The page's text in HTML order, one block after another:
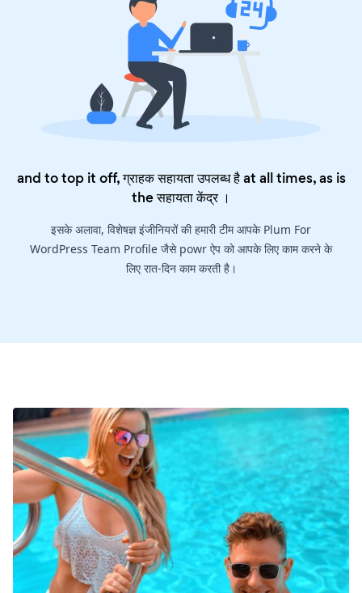
and to top it off, ग्राहक सहायता उपलब्ध है at all times, as is
theसहायता केंद्र।
इसके अलावा, विशेषज्ञ इंजीनियरों की हमारी टीम आपके Plum For
WordPress Team Profile जैसे powr ऐप को आपके लिए काम करने के
लिए रात-दिन काम करती है।